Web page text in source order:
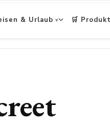
& Urlaub 🛒